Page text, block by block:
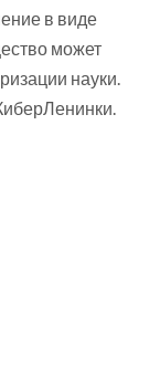
в виде
может
науки.